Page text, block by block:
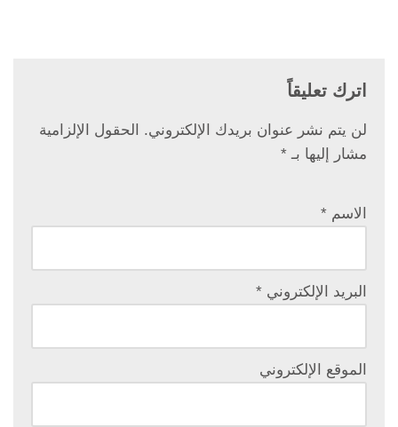
اترك تعليقاً
لن يتم نشر عنوان بريدك الإلكتروني.
الحقول الإلزامية
مشار إليها بـ *
الاسم *
البريد الإلكتروني *
الموقع الإلكتروني